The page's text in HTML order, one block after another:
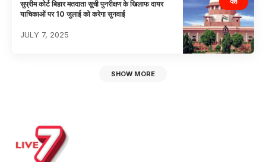
सुप्रीम कोर्ट बिहार मतदाता सूची पुनरीक्षण के खिलाफ दायर
याचिकाओं पर 10 जुलाई को करेगा सुनवाई
JULY 7, 2025
SHOW MORE